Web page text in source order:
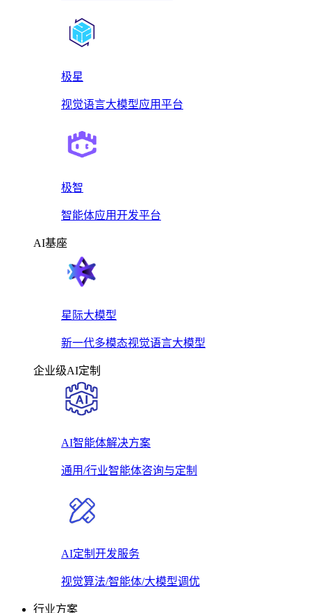
极星
视觉语言大模型应用平台
极智
智能体应用开发平台
AI基座
星际大模型
新一代多模态视觉语言大模型
企业级AI定制
AI智能体解决方案
通用/行业智能体咨询与定制
AI定制开发服务
视觉算法/智能体/大模型调优
行业方案